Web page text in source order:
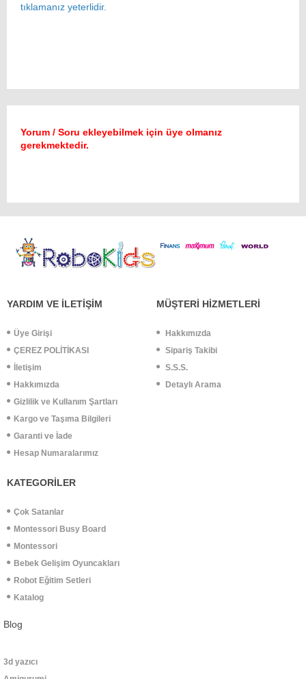
tıklamanız yeterlidir.
Yorum / Soru ekleyebilmek için üye olmanız
gerekmektedir.
YARDIM VE İLETİŞİM
Üye Girişi
ÇEREZ POLİTİKASI
İletişim
Hakkımızda
Gizlilik ve Kullanım Şartları
Kargo ve Taşıma Bilgileri
Garanti ve İade
Hesap Numaralarımız
MÜŞTERİ HİZMETLERİ
Hakkımızda
Sipariş Takibi
S.S.S.
Detaylı Arama
KATEGORİLER
Çok Satanlar
Montessori Busy Board
Montessori
Bebek Gelişim Oyuncakları
Robot Eğitim Setleri
Katalog
Blog
3d yazıcı